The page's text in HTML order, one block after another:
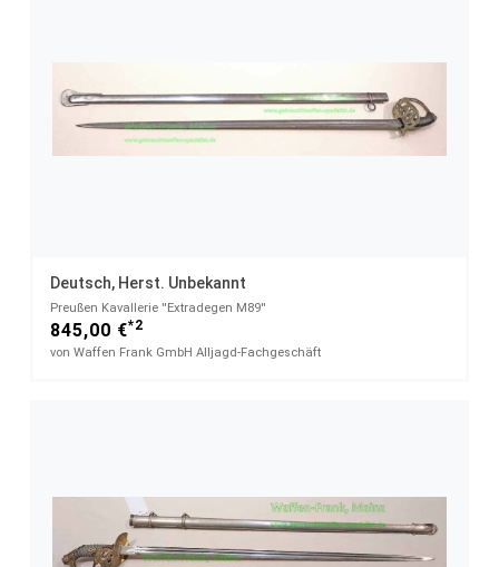
Deutsch, Herst. Unbekannt
Preußen Kavallerie ''Extradegen M89''
845,00 €*2
von Waffen Frank GmbH Alljagd-Fachgeschäft